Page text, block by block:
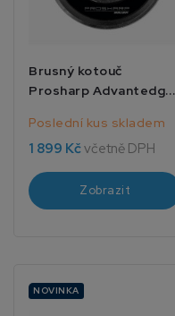
Brusný kotouč
Prosharp Advantedge
Poslední kus skladem
1 899 Kčvčetně DPH
Zobrazit
NOVINKA